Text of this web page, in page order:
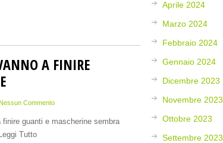
A FINIRE
Commento
finire guanti e mascherine sembra
Tutto
Aprile 2024
Marzo 2024
Febbraio 2024
Gennaio 2024
Dicembre 2023
Novembre 2023
Ottobre 2023
Settembre 2023